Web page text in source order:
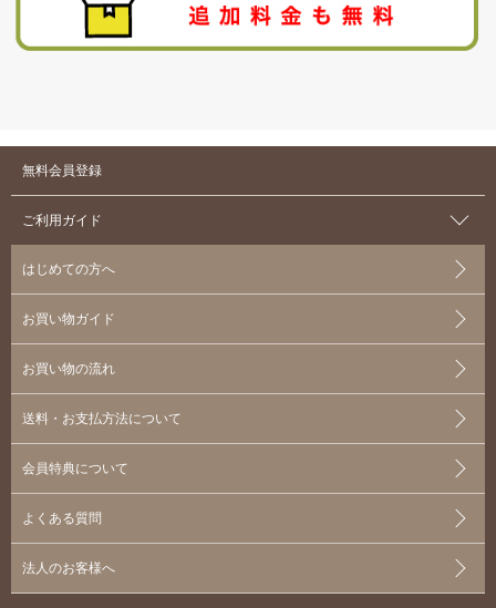
無料会員登録
ご利用ガイド
はじめての方へ
お買い物ガイド
お買い物の流れ
送料・お支払方法について
会員特典について
よくある質問
法人のお客様へ